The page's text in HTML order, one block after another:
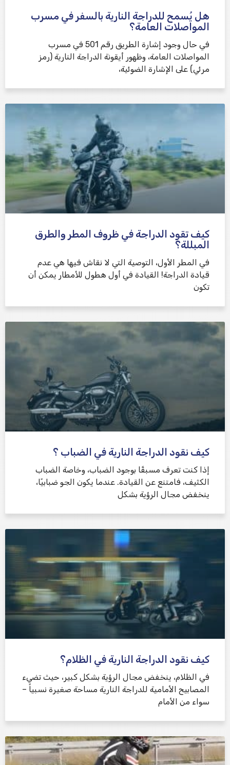
هل يُسمح للدراجة النارية بالسفر في مسرب
المواصلات العامة؟
في حال وجود إشارة الطريق رقم 501 في مسرب
المواصلات العامة، وظهور أيقونة الدراجة النارية (رمز
مرئي) على الإشارة الضوئية،
كيف تقود الدراجة في ظروف المطر والطرق
المبللة؟
في المطر الأول، التوصية التي لا نقاش فيها هي عدم
قيادة الدراجة! القيادة في أول هطول للأمطار يمكن أن
تكون
كيف نقود الدراجة النارية في الضباب ؟
إذا كنت تعرف مسبقًا بوجود الضباب، وخاصة الضباب
الكثيف، فامتنع عن القيادة. عندما يكون الجو ضبابيًا،
ينخفض ​​مجال الرؤية بشكل
كيف نقود الدراجة النارية في الظلام؟
في الظلام، ينخفض ​​مجال الرؤية بشكل كبير، حيث تضيء
المصابيح الأمامية للدراجة النارية مساحة صغيرة نسبياً –
سواء من الأمام